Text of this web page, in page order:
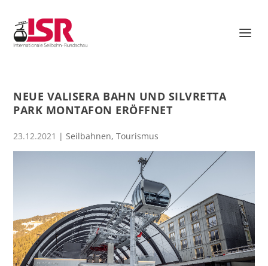
NEUE VALISERA BAHN UND SILVRETTA
PARK MONTAFON ERÖFFNET
23.12.2021 |Seilbahnen,Tourismus